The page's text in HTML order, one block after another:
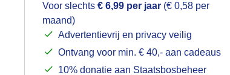
Voor slechts € 6,99 per jaar (€ 0,58 per
maand)
Advertentievrij en privacy veilig
Ontvang voor min. € 40,- aan cadeaus
10% donatie aan Staatsbosbeheer
Foto en video Weerzine
Mogen we je locatie gebruiken voor
het weer?